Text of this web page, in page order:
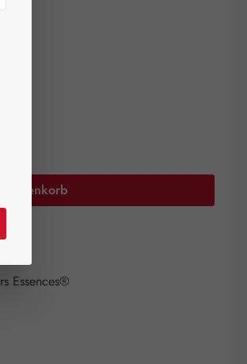
Warenkorb
Essences®